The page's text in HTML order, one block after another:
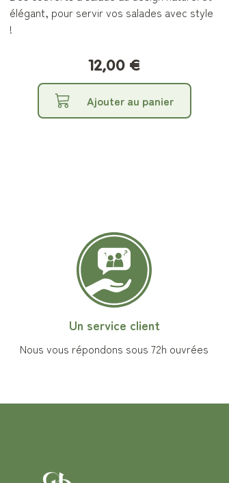
élégant, pour servir vos salades avec style
!
12,00 €
Ajouter au panier
Un service client
Nous vous répondons sous 72h ouvrées